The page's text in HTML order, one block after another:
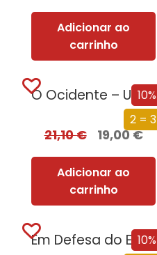
Adicionar ao
carrinho
10%
2 = 3
O Ocidente – Uma Nova História de um Conceito Milenar
21,10€ 19,00€
Adicionar ao
carrinho
10%
Em Defesa do Erotismo